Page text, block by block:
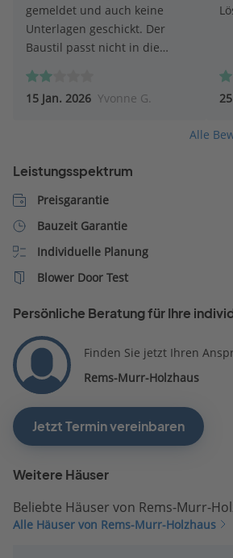
gemeldet und auch keine
Unterlagen geschickt. Der
Baustil passt nicht in die
möchten hier keine weiteren
Kontaktaufnahmen.
15 Jan. 2026 Yvonne G.
Alle
Leistungsspektrum
Preisgarantie
Bauzeit Garantie
Individuelle Planung
Blower Door Test
Persönliche Beratung für Ihre
Finden Sie jetzt Ihren
Rems-Murr-Holzhaus
Jetzt Termin vereinbaren
Weitere Häuser
Beliebte Häuser von Rems-Murr-
Alle Häuser von Rems-Murr-Holzhaus